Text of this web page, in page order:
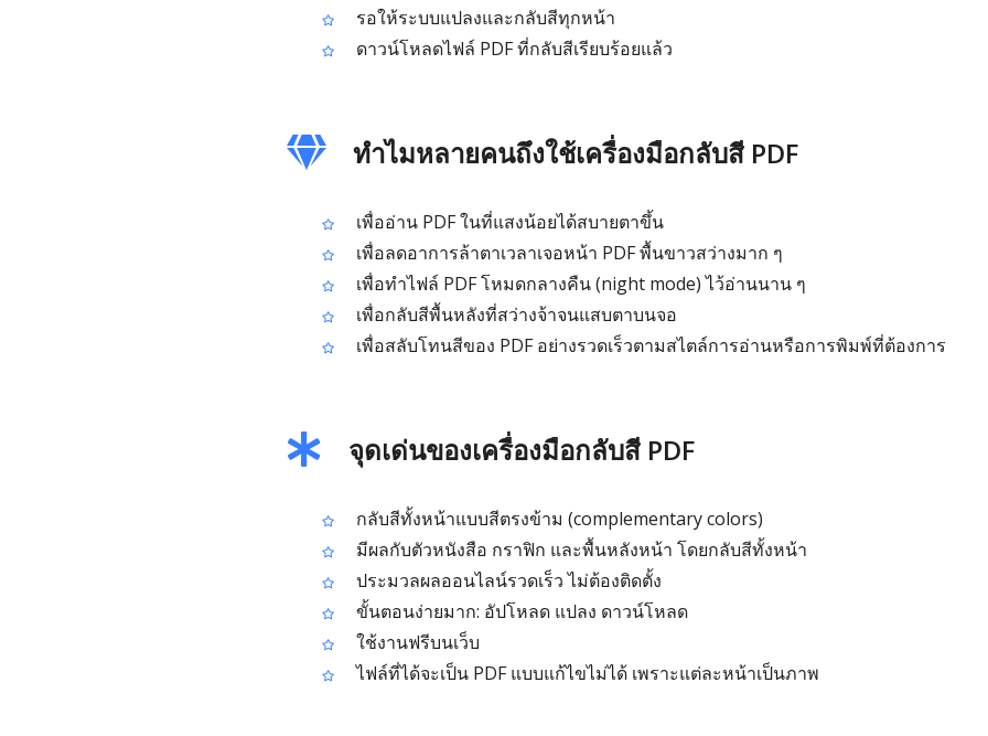
รอให้ระบบแปลงและกลับสีทุกหน้า
ดาวน์โหลดไฟล์ PDF ที่กลับสีเรียบร้อยแล้ว
ทำไมหลายคนถึงใช้เครื่องมือกลับสี PDF
เพื่ออ่าน PDF ในที่แสงน้อยได้สบายตาขึ้น
เพื่อลดอาการล้าตาเวลาเจอหน้า PDF พื้นขาวสว่างมาก ๆ
เพื่อทำไฟล์ PDF โหมดกลางคืน (night mode) ไว้อ่านนาน ๆ
เพื่อกลับสีพื้นหลังที่สว่างจ้าจนแสบตาบนจอ
เพื่อสลับโทนสีของ PDF อย่างรวดเร็วตามสไตล์การอ่านหรือการพิมพ์ที่ต้องการ
จุดเด่นของเครื่องมือกลับสี PDF
กลับสีทั้งหน้าแบบสีตรงข้าม (complementary colors)
มีผลกับตัวหนังสือ กราฟิก และพื้นหลังหน้า โดยกลับสีทั้งหน้า
ประมวลผลออนไลน์รวดเร็ว ไม่ต้องติดตั้ง
ขั้นตอนง่ายมาก: อัปโหลด แปลง ดาวน์โหลด
ใช้งานฟรีบนเว็บ
ไฟล์ที่ได้จะเป็น PDF แบบแก้ไขไม่ได้ เพราะแต่ละหน้าเป็นภาพ